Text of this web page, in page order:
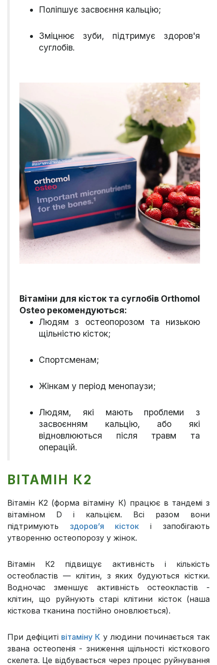
Поліпшує засвоєння кальцію;
Зміцнює зуби, підтримує здоров'я
суглобів.
Вітаміни для кісток та суглобів Orthomol
Osteo рекомендуються:
Людям з остеопорозом та низькою
щільністю кісток;
Спортсменам;
Жінкам у період менопаузи;
Людям, які мають проблеми з
засвоєнням кальцію, або які
відновлюються після травм та
операцій.
ВІТАМІН К2
Вітамін K2 (форма вітаміну К) працює в тандемі з
вітаміном D і кальцієм. Всі разом вони
підтримують здоров’я кісток і запобігають
утворенню остеопорозу у жінок.
Вітамін К2 підвищує активність і кількість
остеобластів — клітин, з яких будуються кістки.
Водночас зменшує активність остеокластів -
клітин, що руйнують старі клітини кісток (наша
кісткова тканина постійно оновлюється).
При дефіциті вітаміну К у людини починається так
звана остеопенія - зниження щільності кісткового
скелета. Це відбувається через процес руйнування